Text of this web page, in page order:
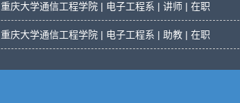
重庆大学通信工程学院 | 电子工程系 | 讲师 | 在职
重庆大学通信工程学院 | 电子工程系 | 助教 | 在职